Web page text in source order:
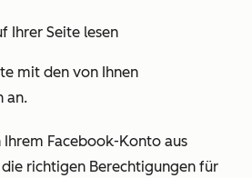
Ihrer Seite lesen
mit den von Ihnen
an.
Ihrem Facebook-Konto aus
richtigen Berechtigungen für